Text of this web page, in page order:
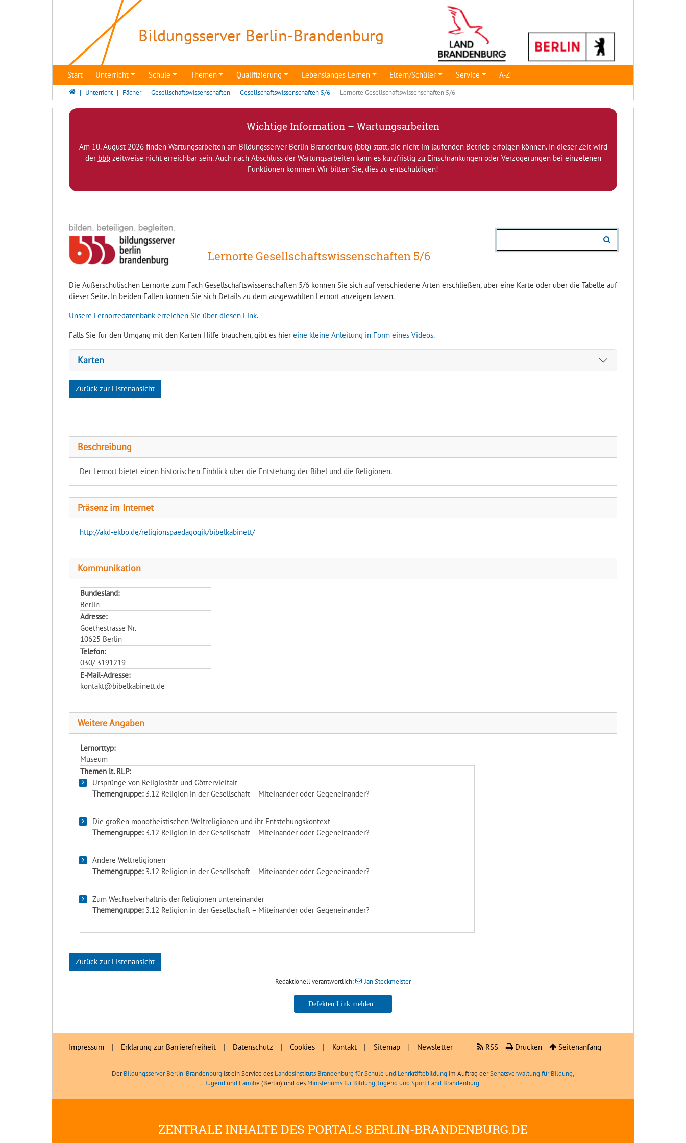
Bildungsserver Berlin-Brandenburg
Start Unterricht Schule Themen Qualifizierung Lebenslanges Lernen Eltern/Schüler Service A-Z
Bildungsserver Berlin - Brandenburg
Unterricht Fächer Gesellschaftswissenschaften Gesellschaftswissenschaften 5/6 Lernorte Gesellschaftswissenschaften 5/6
Wichtige Information – Wartungsarbeiten
Am 10. August 2026 finden Wartungsarbeiten am Bildungsserver Berlin-Brandenburg (bbb) statt, die nicht im laufenden Betrieb erfolgen können. In dieser Zeit wird
der bbbzeitweise nicht erreichbar sein. Auch nach Abschluss der Wartungsarbeiten kann es kurzfristig zu Einschränkungen oder Verzögerungen bei einzelenen
Funktionen kommen. Wir bitten Sie, dies zu entschuldigen!
Lernorte Gesellschaftswissenschaften 5/6
Die Außerschulischen Lernorte zum Fach Gesellschaftswissenschaften 5/6 können Sie sich auf verschiedene Arten erschließen, über eine Karte oder über die Tabelle auf
dieser Seite. In beiden Fällen können Sie sich Details zu dem ausgewählten Lernort anzeigen lassen.
Unsere Lernortedatenbank erreichen Sie über diesen Link.
Falls Sie für den Umgang mit den Karten Hilfe brauchen, gibt es hier eine kleine Anleitung in Form eines Videos.
Karten
Zurück zur Listenansicht
Beschreibung
Der Lernort bietet einen historischen Einblick über die Entstehung der Bibel und die Religionen.
Präsenz im Internet
http://akd-ekbo.de/religionspaedagogik/bibelkabinett/
Kommunikation
Bundesland:
Berlin
Adresse:
Goethestrasse Nr.
10625 Berlin
Telefon:
030/ 3191219
E-Mail-Adresse:
kontakt@bibelkabinett.de
Weitere Angaben
Lernorttyp:
Museum
Themen lt. RLP:
Ursprünge von Religiosität und Göttervielfalt
Themengruppe: 3.12 Religion in der Gesellschaft – Miteinander oder Gegeneinander?
Die großen monotheistischen Weltreligionen und ihr Entstehungskontext
Themengruppe: 3.12 Religion in der Gesellschaft – Miteinander oder Gegeneinander?
Andere Weltreligionen
Themengruppe: 3.12 Religion in der Gesellschaft – Miteinander oder Gegeneinander?
Zum Wechselverhältnis der Religionen untereinander
Themengruppe: 3.12 Religion in der Gesellschaft – Miteinander oder Gegeneinander?
Zurück zur Listenansicht
Redaktionell verantwortlich: Jan Steckmeister
Jan Steckmeister
Impressum | Erklärung zur Barrierefreiheit | Datenschutz | Cookies | Kontakt | Sitemap | Newsletter RSS Drucken Seitenanfang
DerBildungsserver Berlin-Brandenburg ist ein Service des Landesinstituts Brandenburg für Schule und Lehrkräftebildung im Auftrag derSenatsverwaltung für Bildung,
Jugend und Familie (Berlin) und des Ministeriums für Bildung, Jugend und Sport Land Brandenburg.
ZENTRALE INHALTE DES PORTALS BERLIN-BRANDENBURG.DE